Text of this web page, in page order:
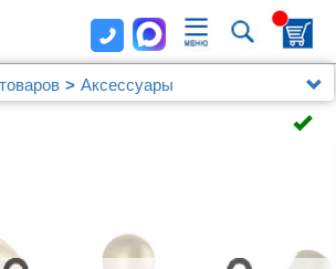
Аксессуары
Associati Canova CA24592 BR